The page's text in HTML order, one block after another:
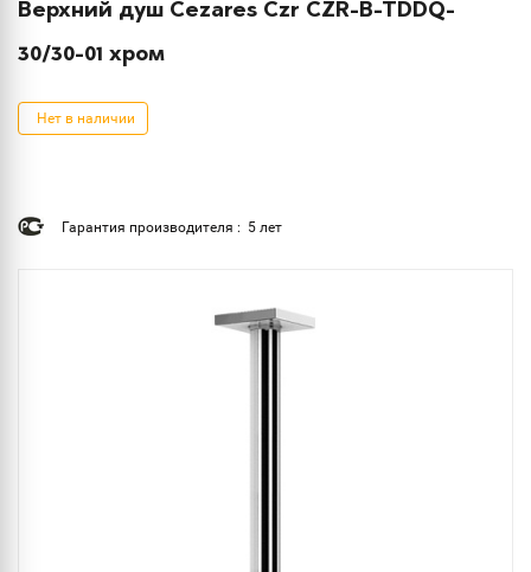
Верхний душ Cezares Czr CZR-B-TDDQ-
30/30-01 хром
Нет в наличии
Гарантия производителя : 5 лет